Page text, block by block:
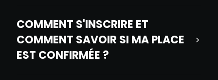
COMMENT S'INSCRIRE ET
COMMENT SAVOIR SI MA PLACE
EST CONFIRMÉE ?